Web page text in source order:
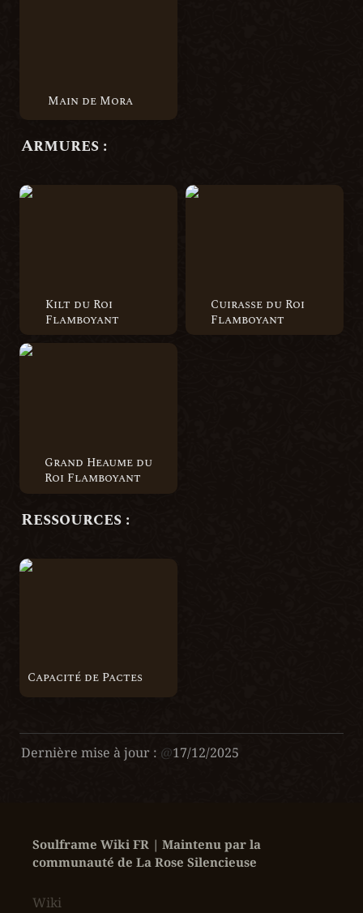
Main de Mora
Armures :
Kilt du Roi Flamboyant
Kilt du Roi
Flamboyant
Cuirasse du Roi
Cuirasse du Roi
Flamboyant
Grand Heaume du Roi
Grand Heaume du
Roi Flamboyant
Ressources :
Capacité de Pactes
Capacité de Pactes
Dernière mise à jour : @17/12/2025
Soulframe Wiki FR | Maintenu par la
communauté de La Rose Silencieuse
Wiki